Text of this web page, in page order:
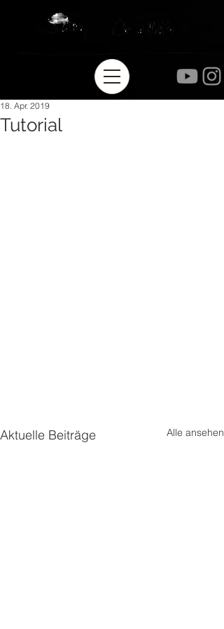
Tutorial
18. Apr. 2019
Aktuelle Beiträge Alle ansehen